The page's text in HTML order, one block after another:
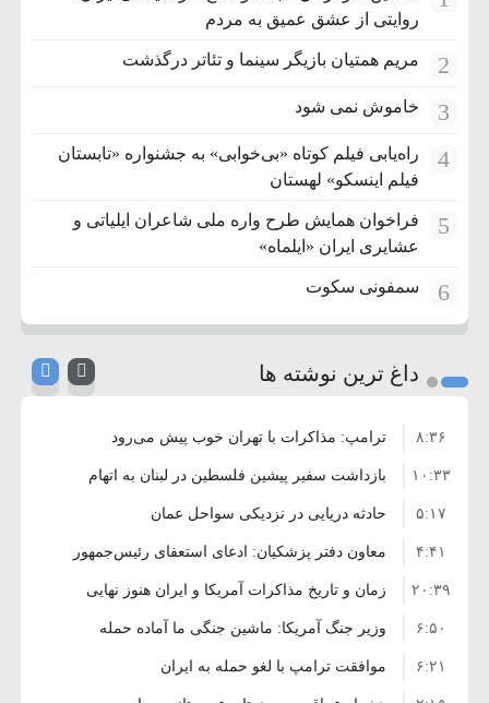
روایتی از عشق عمیق به مردم
2 مریم همتیان بازیگر سینما و تئاتر درگذشت
3 خاموش نمی شود
4
راه‌یابی فیلم کوتاه «بی‌خوابی» به جشنواره «تابستان
فیلم اینسکو» لهستان
5
فراخوان همایش طرح واره ملی شاعران ایلیاتی و
عشایری ایران «ایلماه»
6 سمفونی سکوت
داغ ترین نوشته ها
ترامپ: مذاکرات با تهران خوب پیش می‌رود ۸:۳۶
بازداشت سفیر پیشین فلسطین در لبنان به اتهام
فساد و اختلاس اموال
۱۰:۳۳
حادثه دریایی در نزدیکی سواحل عمان ۵:۱۷
معاون دفتر پزشکیان: ادعای استعفای رئیس‌جمهور
واهی و کذب محض است
۴:۴۱
زمان و تاریخ مذاکرات آمریکا و ایران هنوز نهایی
نشده است
۲۰:۳۹
وزیر جنگ آمریکا: ماشین جنگی ما آماده حمله
نظامی علیه ایران است
۶:۵۰
موافقت ترامپ با لغو حمله به ایران ۶:۲۱